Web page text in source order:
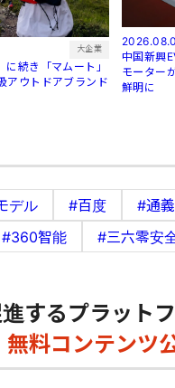
大企業
に続き「マムート」
ウトドアブランド
中国新興
モーター
鮮明に
デル #百度 #通
#360智能 #三六零安
するプラット
無料コンテンツ